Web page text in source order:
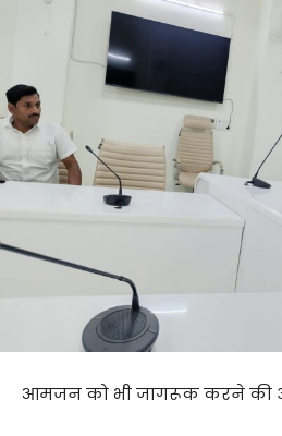
आमजन को भी जागरूक करने की